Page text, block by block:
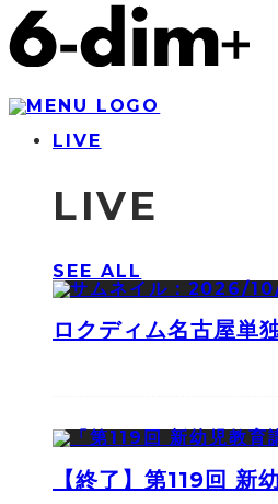
LIVE
LIVE
SEE ALL
ロクディム名古屋単
【終了】第119回 新